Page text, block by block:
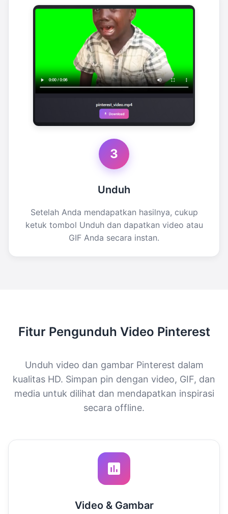
3
Unduh
Setelah Anda mendapatkan hasilnya, cukup
ketuk tombol Unduh dan dapatkan video atau
GIF Anda secara instan.
Fitur Pengunduh Video Pinterest
Unduh video dan gambar Pinterest dalam
kualitas HD. Simpan pin dengan video, GIF, dan
media untuk dilihat dan mendapatkan inspirasi
secara offline.
Video & Gambar